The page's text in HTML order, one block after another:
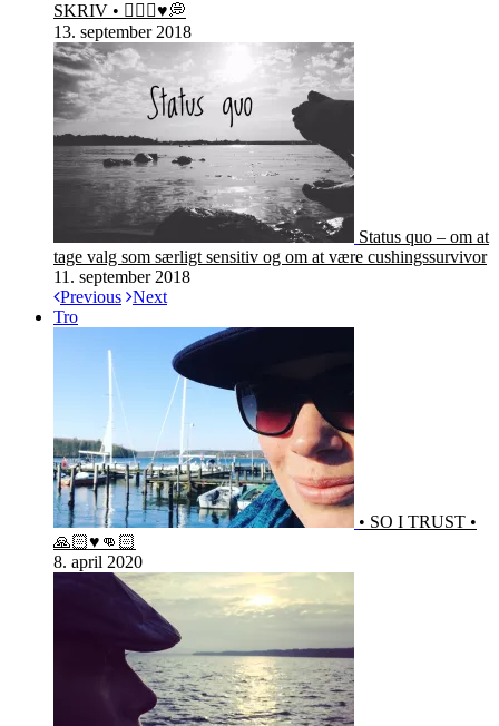
SKRIV • 🙋🏻‍♀️♥️💭
13. september 2018
Status quo – om at
tage valg som særligt sensitiv og om at være cushingssurvivor
11. september 2018
Previous Next
Tro
• SO I TRUST •
🙏🏻♥️👊🏻
8. april 2020